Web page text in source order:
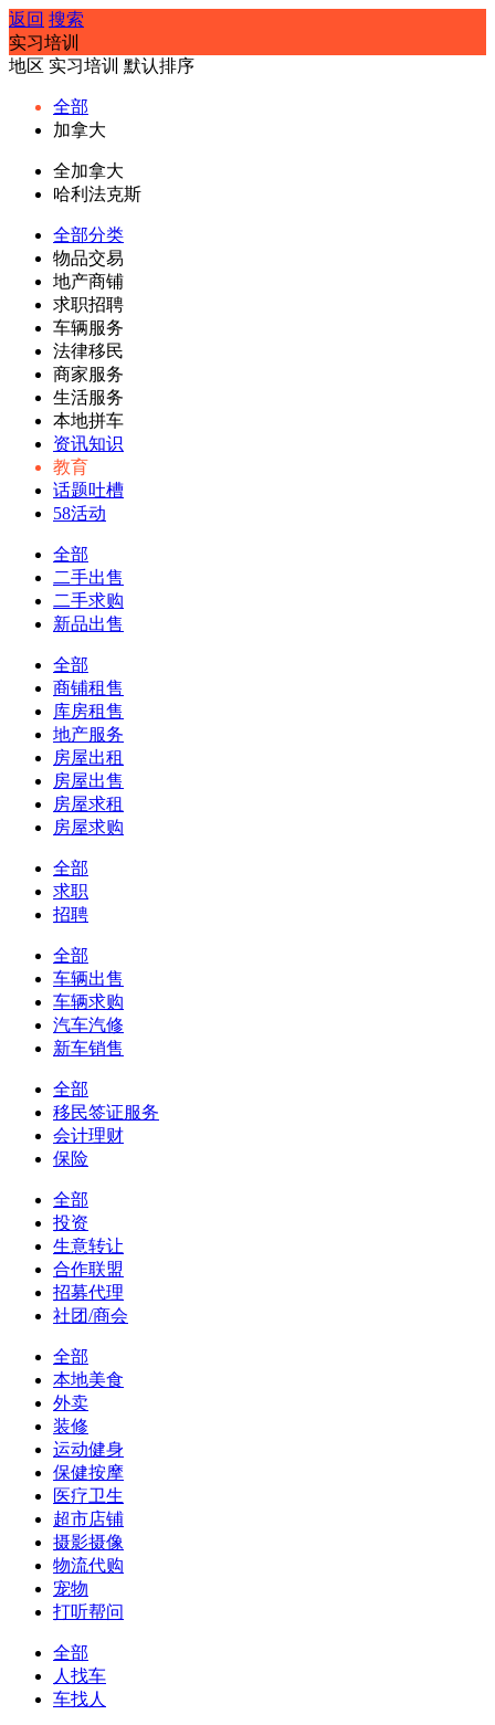
返回 搜索
实习培训
地区 实习培训 默认排序
全部
加拿大
全加拿大
哈利法克斯
全部分类
物品交易
地产商铺
求职招聘
车辆服务
法律移民
商家服务
生活服务
本地拼车
资讯知识
教育
话题吐槽
58活动
全部
二手出售
二手求购
新品出售
全部
商铺租售
库房租售
地产服务
房屋出租
房屋出售
房屋求租
房屋求购
全部
求职
招聘
全部
车辆出售
车辆求购
汽车汽修
新车销售
全部
移民签证服务
会计理财
保险
全部
投资
生意转让
合作联盟
招募代理
社团/商会
全部
本地美食
外卖
装修
运动健身
保健按摩
医疗卫生
超市店铺
摄影摄像
物流代购
宠物
打听帮问
全部
人找车
车找人